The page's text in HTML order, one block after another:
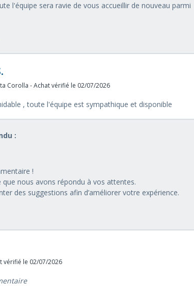
l'équipe sera ravie de vous accueillir de nouveau parmi
Corolla - Achat vérifié le 02/07/2026
, toute l'équipe est sympathique et disponible
:
!
que nous avons répondu à vos attentes.
des suggestions afin d’améliorer votre expérience.
vérifié le 02/07/2026